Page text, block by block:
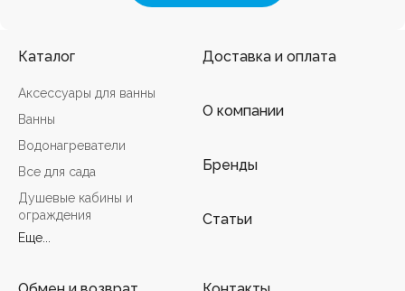
Каталог
Аксессуары для ванны
Ванны
Водонагреватели
Все для сада
Душевые кабины и
ограждения
Еще...
Доставка и оплата
О компании
Бренды
Статьи